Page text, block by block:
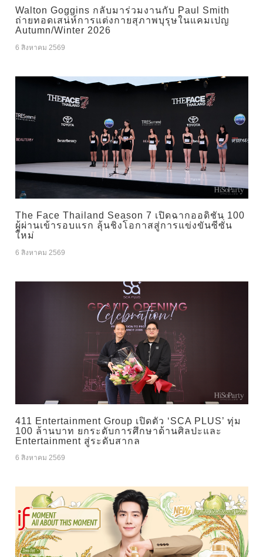
Walton Goggins กลับมาร่วมงานกับ Paul Smith
ถ่ายทอดเสน่ห์การแต่งกายสุภาพบุรุษในแคมเปญ
Autumn/Winter 2026
6 สิงหาคม 2569
The Face Thailand Season 7 เปิดฉากออดิชัน 100
ผู้ผ่านเข้ารอบแรก ลุ้นชิงโอกาสสู่การแข่งขันซีซั่น
ใหม่
6 สิงหาคม 2569
411 Entertainment Group เปิดตัว ‘SCA PLUS’ ทุ่ม
100 ล้านบาท ยกระดับการศึกษาด้านศิลปะและ
Entertainment สู่ระดับสากล
6 สิงหาคม 2569